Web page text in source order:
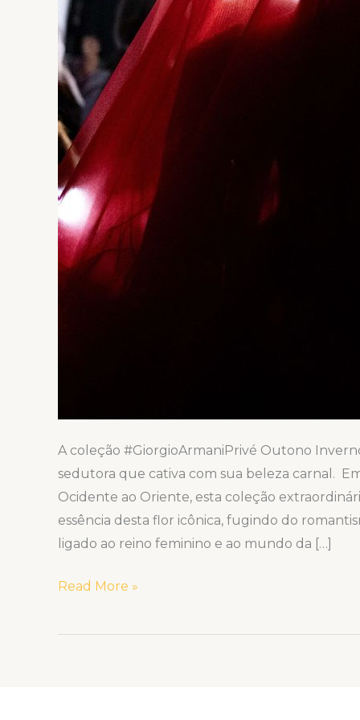
A coleção #GiorgioArmaniPrivé Outono
sedutora que cativa com sua beleza carnal.
Ocidente ao Oriente, esta coleção
essência desta flor icônica, fugindo do
ligado ao reino feminino e ao mundo da […]
Read More »